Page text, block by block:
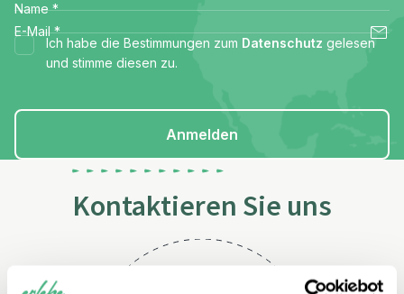
Name *
E-Mail *
Ich habe die Bestimmungen zum Datenschutz gelesen
und stimme diesen zu.
Anmelden
Kontaktieren Sie uns